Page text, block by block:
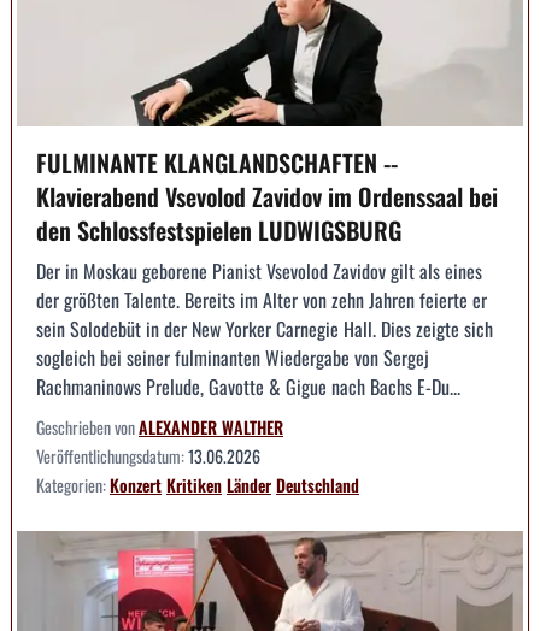
FULMINANTE KLANGLANDSCHAFTEN --
Klavierabend Vsevolod Zavidov im Ordenssaal bei
den Schlossfestspielen LUDWIGSBURG
Der in Moskau geborene Pianist Vsevolod Zavidov gilt als eines
der größten Talente. Bereits im Alter von zehn Jahren feierte er
sein Solodebüt in der New Yorker Carnegie Hall. Dies zeigte sich
sogleich bei seiner fulminanten Wiedergabe von Sergej
Rachmaninows Prelude, Gavotte & Gigue nach Bachs E-Du...
Geschrieben vonALEXANDER WALTHER
Veröffentlichungsdatum:13.06.2026
Kategorien:KonzertKritikenLänderDeutschland